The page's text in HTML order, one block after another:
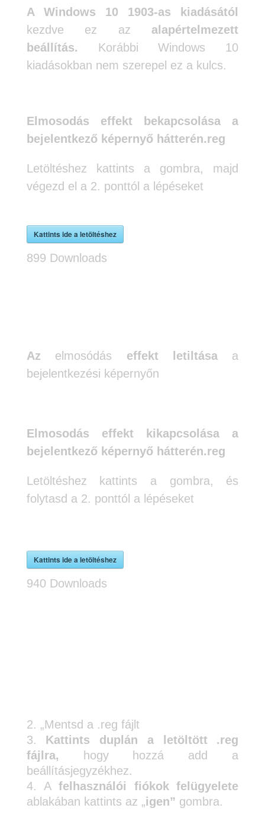
A Windows 10 1903-as kiadásától
kezdve ez az alapértelmezett
beállítás. Korábbi Windows 10
kiadásokban nem szerepel ez a kulcs.
Elmosodás effekt bekapcsolása a
bejelentkező képernyő hátterén.reg
Letöltéshez kattints a gombra, majd
végezd el a 2. ponttól a lépéseket
Kattints ide a letöltéshez
899 Downloads
Az elmosódás effekt letiltásaa
bejelentkezési képernyőn
Elmosodás effekt kikapcsolása a
bejelentkező képernyő hátterén.reg
Letöltéshez kattints a gombra, és
folytasd a 2. ponttól a lépéseket
Kattints ide a letöltéshez
940 Downloads
„Mentsd a .reg fájlt
Kattints duplán a letöltött .reg
fájlra, hogy hozzá add a
beállításjegyzékhez.
Afelhasználói fiókok felügyelete
ablakában kattints az „igen” gombra.